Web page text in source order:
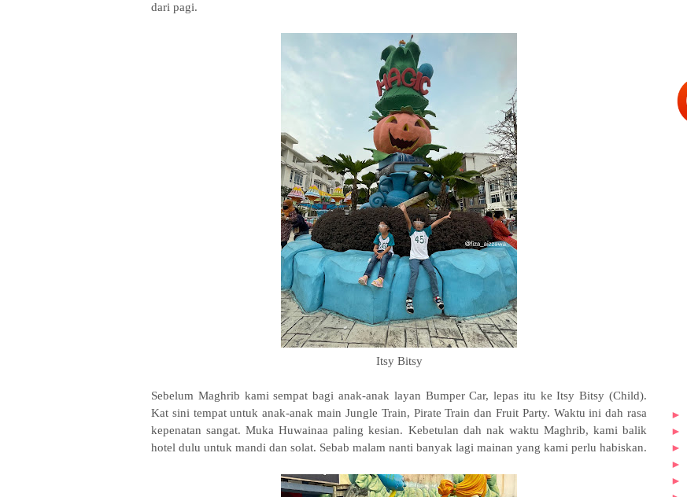
dari pagi.
Itsy Bitsy
Sebelum Maghrib kami sempat bagi anak-anak layan Bumper Car, lepas itu ke Itsy Bitsy (Child).
Kat sini tempat untuk anak-anak main Jungle Train, Pirate Train dan Fruit Party. Waktu ini dah rasa
kepenatan sangat. Muka Huwainaa paling kesian. Kebetulan dah nak waktu Maghrib, kami balik
hotel dulu untuk mandi dan solat. Sebab malam nanti banyak lagi mainan yang kami perlu habiskan.
►
►
►
►
►